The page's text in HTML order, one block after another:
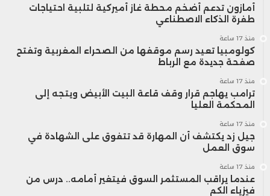
أمازون تدعم أضخم محطة غاز أميركية لتلبية احتياجات
طفرة الذكاء الاصطناعي
منذ 17 ساعة
كولومبيا تعيد رسم موقفها من الصحراء المغربية وتفتح
صفحة جديدة مع الرباط
منذ 17 ساعة
ترامب يهاجم قرار وقف قاعة البيت الأبيض ويتجه إلى
المحكمة العليا
منذ 17 ساعة
جيل زد يكتشف أن المهارة قد تتفوق على الشهادة في
سوق العمل
منذ 17 ساعة
عندما يراقب المستثمر السوق فيتغير أمامه.. درس من
فيزياء الكم